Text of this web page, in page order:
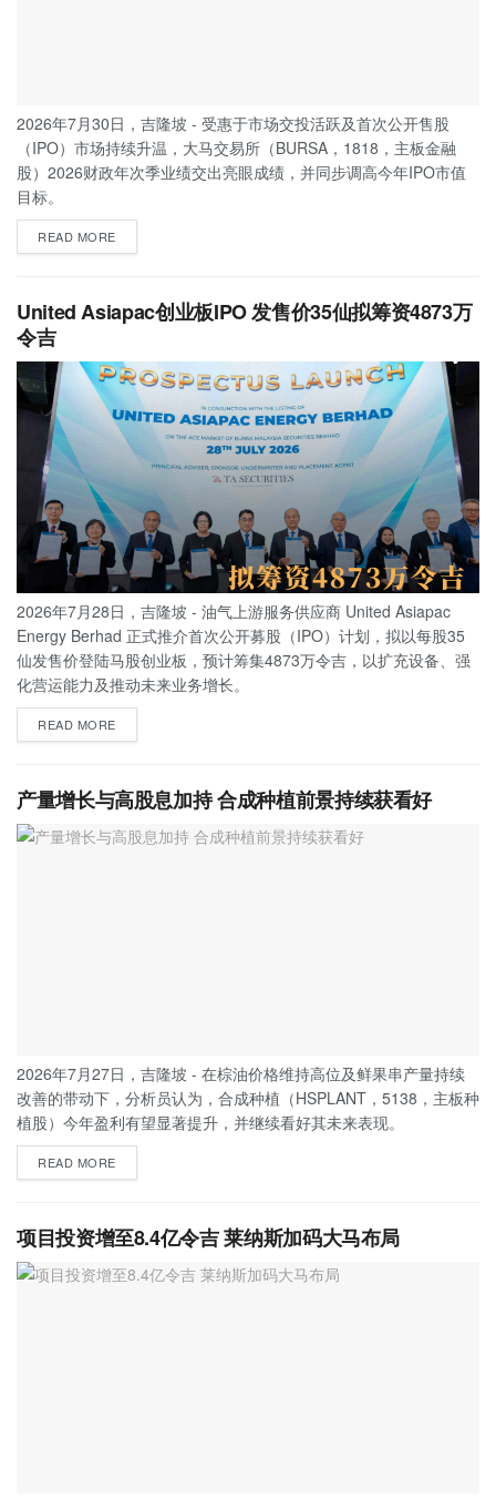
2026年7月30日，吉隆坡 - 受惠于市场交投活跃及首次公开售股
（IPO）市场持续升温，大马交易所（BURSA，1818，主板金融
股）2026财政年次季业绩交出亮眼成绩，并同步调高今年IPO市值
目标。
READ MORE
United Asiapac创业板IPO 发售价35仙拟筹资4873万
令吉
2026年7月28日，吉隆坡 - 油气上游服务供应商 United Asiapac
Energy Berhad 正式推介首次公开募股（IPO）计划，拟以每股35
仙发售价登陆马股创业板，预计筹集4873万令吉，以扩充设备、强
化营运能力及推动未来业务增长。
READ MORE
产量增长与高股息加持 合成种植前景持续获看好
2026年7月27日，吉隆坡 - 在棕油价格维持高位及鲜果串产量持续
改善的带动下，分析员认为，合成种植（HSPLANT，5138，主板种
植股）今年盈利有望显著提升，并继续看好其未来表现。
READ MORE
项目投资增至8.4亿令吉 莱纳斯加码大马布局